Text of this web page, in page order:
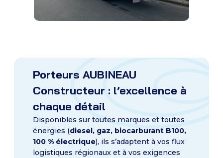
Porteurs AUBINEAU
Constructeur : l’excellence à
chaque détail
Disponibles sur toutes marques et toutes
énergies (diesel, gaz, biocarburant B100,
100 % électrique), ils s’adaptent à vos flux
logistiques régionaux et à vos exigences